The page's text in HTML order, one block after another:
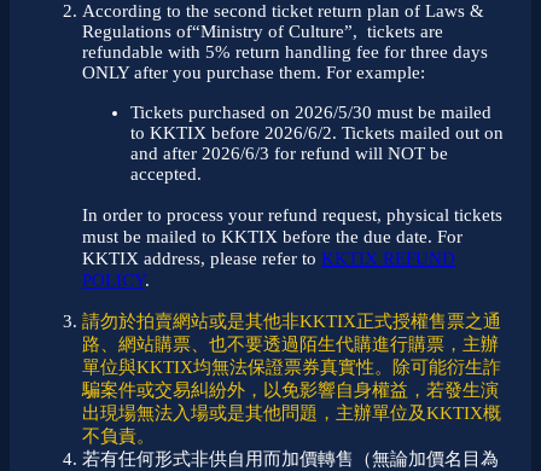
According to the second ticket return plan of Laws &
Regulations of“Ministry of Culture”, tickets are
refundable with 5% return handling fee for three days
ONLY after you purchase them. For example:
Tickets purchased on 2026/5/30 must be mailed
to KKTIX before 2026/6/2. Tickets mailed out on
and after 2026/6/3 for refund will NOT be
accepted.
In order to process your refund request, physical tickets
must be mailed to KKTIX before the due date. For
KKTIX address, please refer to KKTIX REFUND
POLICY.
請勿於拍賣網站或是其他非KKTIX正式授權售票之通
路、網站購票、也不要透過陌生代購進行購票，主辦
單位與KKTIX均無法保證票券真實性。除可能衍生詐
騙案件或交易糾紛外，以免影響自身權益，若發生演
出現場無法入場或是其他問題，主辦單位及KKTIX概
不負責。
若有任何形式非供自用而加價轉售（無論加價名目為